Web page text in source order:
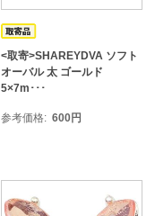
<取寄>SHAREYDVA ソフト
オーバル 太 ゴールド
5×7m･･･
参考価格 600円